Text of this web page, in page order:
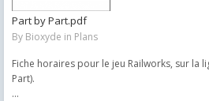
Part by Part.pdf
By Bioxyde in Plans
Fiche horaires pour le jeu Railworks, sur la
Part).
...